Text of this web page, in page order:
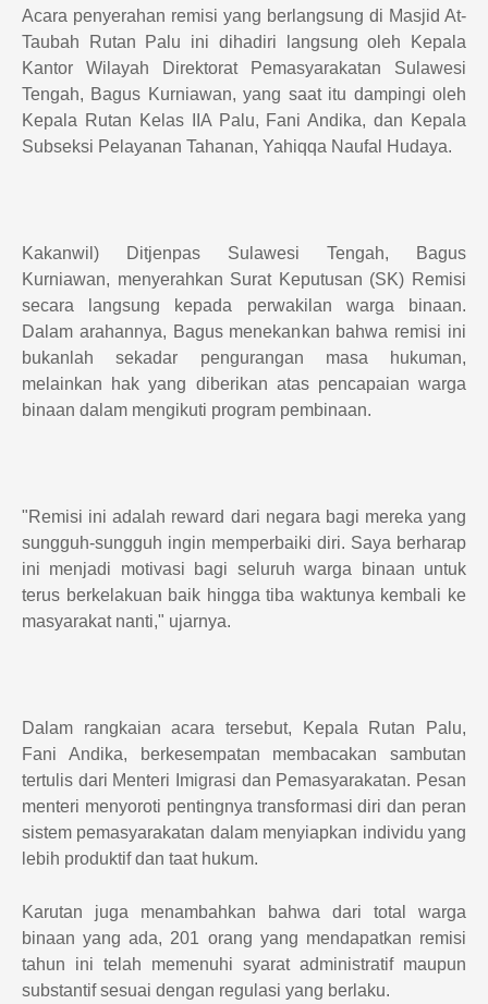
Acara penyerahan remisi yang berlangsung di Masjid At-
Taubah Rutan Palu ini dihadiri langsung oleh Kepala
Kantor Wilayah Direktorat Pemasyarakatan Sulawesi
Tengah, Bagus Kurniawan, yang saat itu dampingi oleh
Kepala Rutan Kelas IIA Palu, Fani Andika, dan Kepala
Subseksi Pelayanan Tahanan, Yahiqqa Naufal Hudaya.
Kakanwil) Ditjenpas Sulawesi Tengah, Bagus
Kurniawan, menyerahkan Surat Keputusan (SK) Remisi
secara langsung kepada perwakilan warga binaan.
Dalam arahannya, Bagus menekankan bahwa remisi ini
bukanlah sekadar pengurangan masa hukuman,
melainkan hak yang diberikan atas pencapaian warga
binaan dalam mengikuti program pembinaan.
"Remisi ini adalah reward dari negara bagi mereka yang
sungguh-sungguh ingin memperbaiki diri. Saya berharap
ini menjadi motivasi bagi seluruh warga binaan untuk
terus berkelakuan baik hingga tiba waktunya kembali ke
masyarakat nanti," ujarnya.
Dalam rangkaian acara tersebut, Kepala Rutan Palu,
Fani Andika, berkesempatan membacakan sambutan
tertulis dari Menteri Imigrasi dan Pemasyarakatan. Pesan
menteri menyoroti pentingnya transformasi diri dan peran
sistem pemasyarakatan dalam menyiapkan individu yang
lebih produktif dan taat hukum.
Karutan juga menambahkan bahwa dari total warga
binaan yang ada, 201 orang yang mendapatkan remisi
tahun ini telah memenuhi syarat administratif maupun
substantif sesuai dengan regulasi yang berlaku.